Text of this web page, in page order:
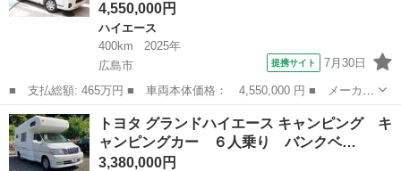
4,550,000円
ハイエース
400km
2025年
広島市
提携サイト 7月30日
■ 支払総額: 465万円 ■ 車両本体価格： 4,550,000 円 ■ メーカー
名： トヨタ ■ 車種名： ハイエースバン ■ グレード名： ロン
グスーパーＧＬ ダークプライムＳ 新品カロッツェリア９インチフ
ルセグナビ...
広島 広島市 ハイエース
トヨタ グランドハイエース キャンピング キ
ャンピングカー ６人乗り バンクベ…
3,380,000円